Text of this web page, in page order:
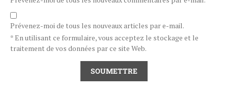
Prévenez-moi de tous les nouveaux articles par e-mail.
* En utilisant ce formulaire, vous acceptez le stockage et le
traitement de vos données par ce site Web.